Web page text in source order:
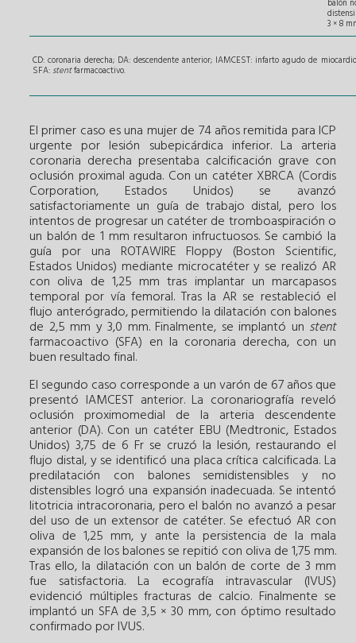
balón
3 × 8
CD: coronaria derecha; DA: descendente anterior; IAMCEST: infarto agudo de
SFA:stentfarmacoactivo.
El primer caso es una mujer de 74 años remitida para ICP
urgente por lesión subepicárdica inferior. La arteria
coronaria derecha presentaba calcificación grave con
oclusión proximal aguda. Con un catéter XBRCA (Cordis
Corporation, Estados Unidos) se avanzó
satisfactoriamente un guía de trabajo distal, pero los
intentos de progresar un catéter de tromboaspiración o
un balón de 1 mm resultaron infructuosos. Se cambió la
guía por una ROTAWIRE Floppy (Boston Scientific,
Estados Unidos) mediante microcatéter y se realizó AR
con oliva de 1,25 mm tras implantar un marcapasos
temporal por vía femoral. Tras la AR se restableció el
flujo anterógrado, permitiendo la dilatación con balones
de 2,5 mm y 3,0 mm. Finalmente, se implantó un stent
farmacoactivo (SFA) en la coronaria derecha, con un
buen resultado final.
El segundo caso corresponde a un varón de 67 años que
presentó IAMCEST anterior. La coronariografía reveló
oclusión proximomedial de la arteria descendente
anterior (DA). Con un catéter EBU (Medtronic, Estados
Unidos) 3,75 de 6 Fr se cruzó la lesión, restaurando el
flujo distal, y se identificó una placa crítica calcificada. La
predilatación con balones semidistensibles y no
distensibles logró una expansión inadecuada. Se intentó
litotricia intracoronaria, pero el balón no avanzó a pesar
del uso de un extensor de catéter. Se efectuó AR con
oliva de 1,25 mm, y ante la persistencia de la mala
expansión de los balones se repitió con oliva de 1,75 mm.
Tras ello, la dilatación con un balón de corte de 3 mm
fue satisfactoria. La ecografía intravascular (IVUS)
evidenció múltiples fracturas de calcio. Finalmente se
implantó un SFA de 3,5 × 30 mm, con óptimo resultado
confirmado por IVUS.